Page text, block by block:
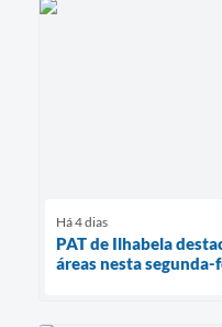
Há 4 dias
PAT de Ilhabela
áreas nesta segunda-